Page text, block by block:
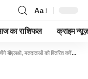
Aa
का राशिफल क्राइम न्यूज़
घर पर नहीं मिलने पर तीन बार करेंगे विजिट, 15 सितंबर को प्रकाशित होगी अंतिम मतदाता सूची-Newsnetra